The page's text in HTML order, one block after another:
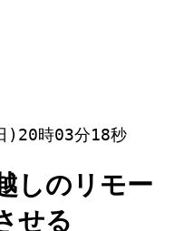
)20時03分18秒
しのリモー
せる